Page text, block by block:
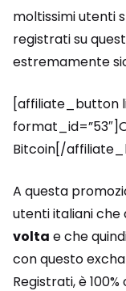
moltissimi utenti
registrati su
estremamente
[affiliate_button
Bitcoin[/
A questa
utenti italiani
volta e che
con questo
Registrati, è